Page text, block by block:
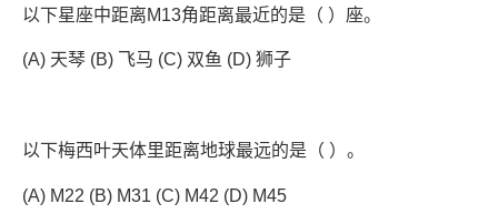
以下星座中距离M13角距离最近的是（ ）座。
(A) 天琴 (B) 飞马 (C) 双鱼 (D) 狮子
以下梅西叶天体里距离地球最远的是（ ）。
(A) M22 (B) M31 (C) M42 (D) M45